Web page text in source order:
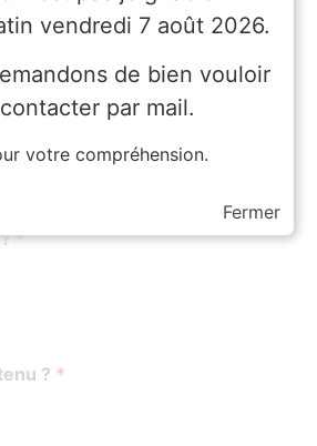
?*
?*
? *
Fermer
vendredi 7 août 2026.
de bien vouloir
par mail.
votre compréhension.